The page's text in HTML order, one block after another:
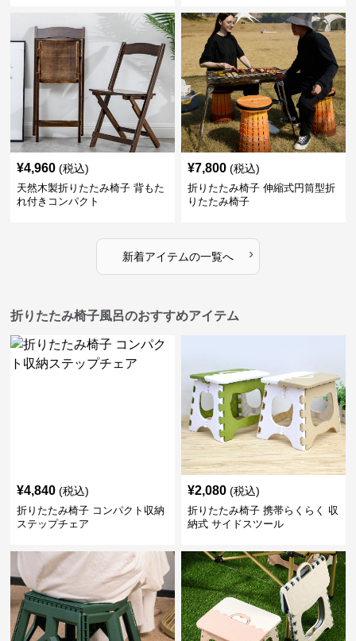
¥4,960 (税込)
天然木製折りたたみ椅子 背もた
れ付きコンパクト
¥7,800 (税込)
折りたたみ椅子 伸縮式円筒型折
りたたみ椅子
新着アイテムの一覧へ ›
折りたたみ椅子風呂のおすすめアイテム
¥4,840 (税込)
折りたたみ椅子 コンパクト収納
ステップチェア
¥2,080 (税込)
折りたたみ椅子 携帯らくらく 収
納式 サイドスツール